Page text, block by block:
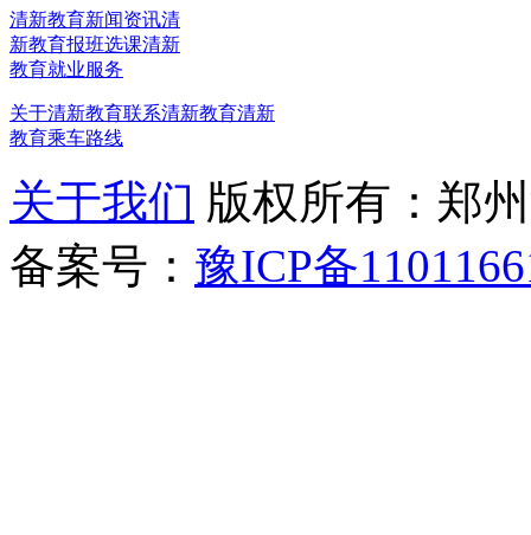
清新教育新闻资讯清
新教育报班选课清新
教育就业服务
关于清新教育联系清新教育清新
教育乘车路线
关于我们 版权所有：郑
备案号： 豫ICP备